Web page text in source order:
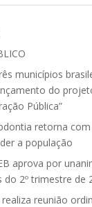
municípios
do
Pública”
retorna
a população
aprova por
2º trimestre de
reunião